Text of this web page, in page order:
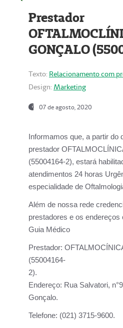
Prestador
GONÇALO
Texto: Relacionamento com
Design: Marketing
07 de agosto, 2020
Informamos que, a partir do
prestador
(55004164-2), estará
atendimentos 24 horas
especialidade de
Além de nossa rede
prestadores e os endereços
Guia Médico
Prestador:
(55004164-
Endereço: Rua Salvatori,
Gonçalo.
Telefone: (021) 3715-9600.